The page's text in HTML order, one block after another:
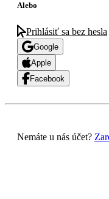
Alebo
Prihlásiť sa bez hesla
Google
Apple
Facebook
Nemáte u nás účet?